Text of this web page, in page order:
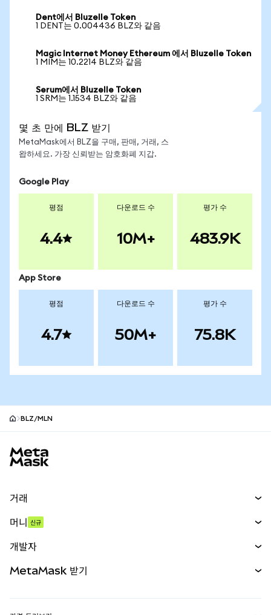
Dent에서 Bluzelle Token
1 DENT는 0.004436 BLZ와 같음
Magic Internet Money Ethereum 에서 Bluzelle Token
1 MIM는 10.2214 BLZ와 같음
Serum에서 Bluzelle Token
1 SRM는 1.1534 BLZ와 같음
몇 초 만에 BLZ 받기
MetaMask에서 BLZ을 구매, 판매, 거래, 스
왑하세요. 가장 신뢰받는 암호화폐 지갑.
Google Play
평점
4.4
다운로드 수
10M+
평가 수
483.9K
App Store
평점
4.7
다운로드 수
50M+
평가 수
75.8K
BLZ/MLN
거래
무기한 선물
실물자산
머니 신규
개발자
MetaMask 받기